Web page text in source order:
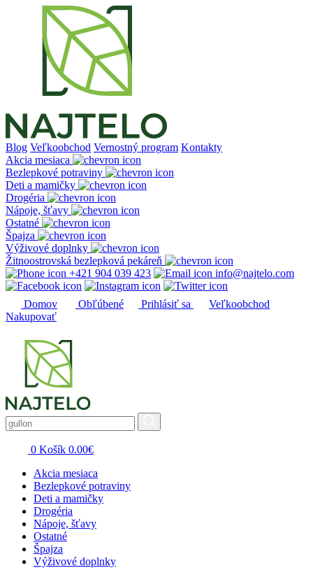
Blog Veľkoobchod Vernostný program Kontakty
Akcia mesiaca
Bezlepkové potraviny
Deti a mamičky
Drogéria
Nápoje, šťavy
Ostatné
Špajza
Výživové doplnky
Žitnoostrovská bezlepková pekáreň
+421 904 039 423
info@najtelo.com
Domov Obľúbené Prihlásiť sa
Veľkoobchod
Nakupovať
0 Košík 0.00€
Akcia mesiaca
Bezlepkové potraviny
Deti a mamičky
Drogéria
Nápoje, šťavy
Ostatné
Špajza
Výživové doplnky